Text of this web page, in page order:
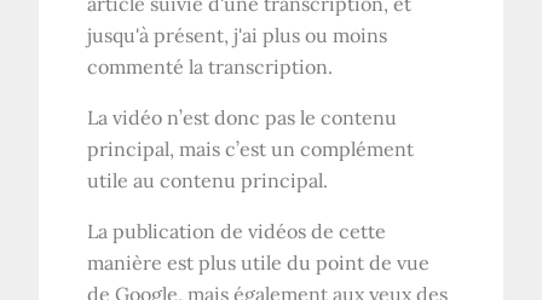
jusqu'à présent, j'ai plus ou moins
commenté la transcription.
La vidéo n’est donc pas le contenu
principal, mais c’est un complément
utile au contenu principal.
La publication de vidéos de cette
manière est plus utile du point de vue
de Google, mais également aux yeux des